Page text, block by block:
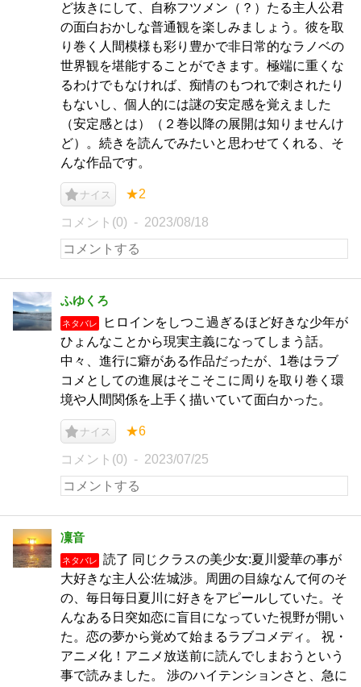
ど抜きにして、自称フツメン（？）たる主人公君
の面白おかしな普通観を楽しみましょう。彼を取
り巻く人間模様も彩り豊かで非日常的なラノベの
世界観を堪能することができます。極端に重くな
るわけでもなければ、痴情のもつれで刺されたり
もないし、個人的には謎の安定感を覚えました
（安定感とは）（２巻以降の展開は知りませんけ
ど）。続きを読んでみたいと思わせてくれる、そ
んな作品です。
ナイス ★2
コメント(0) 2023/08/18
ふゆくろ
ネタバレ
ヒロインをしつこ過ぎるほど好きな少年が
ひょんなことから現実主義になってしまう話。
中々、進行に癖がある作品だったが、1巻はラブ
コメとしての進展はそこそこに周りを取り巻く環
境や人間関係を上手く描いていて面白かった。
ナイス ★6
コメント(0) 2023/07/25
凜音
ネタバレ
読了 同じクラスの美少女:夏川愛華の事が
大好きな主人公:佐城渉。周囲の目線なんて何のそ
の、毎日毎日夏川に好きをアピールしていた。そ
んなある日突如恋に盲目になっていた視野が開い
た。恋の夢から覚めて始まるラブコメディ。 祝・
アニメ化！アニメ放送前に読んでしまおうという
事で読みました。 渉のハイテンションさと、急に